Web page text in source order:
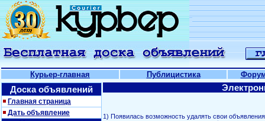
Курьер-главная Публицистика
Доска объявлений
Главная страница
Дать объявление
1) Появилась возможность удалять свои